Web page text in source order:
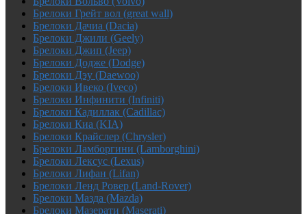
Брелоки Грейт вол (great wall)
Брелоки Дачиа (Dacia)
Брелоки Джили (Geely)
Брелоки Джип (Jeep)
Брелоки Додже (Dodge)
Брелоки Дэу (Daewoo)
Брелоки Ивеко (Iveco)
Брелоки Инфинити (Infiniti)
Брелоки Кадиллак (Cadillac)
Брелоки Киа (KIA)
Брелоки Крайслер (Chrysler)
Брелоки Ламборгини (Lamborghini)
Брелоки Лексус (Lexus)
Брелоки Лифан (Lifan)
Брелоки Ленд Ровер (Land-Rover)
Брелоки Мазда (Mazda)
Брелоки Мазерати (Maserati)